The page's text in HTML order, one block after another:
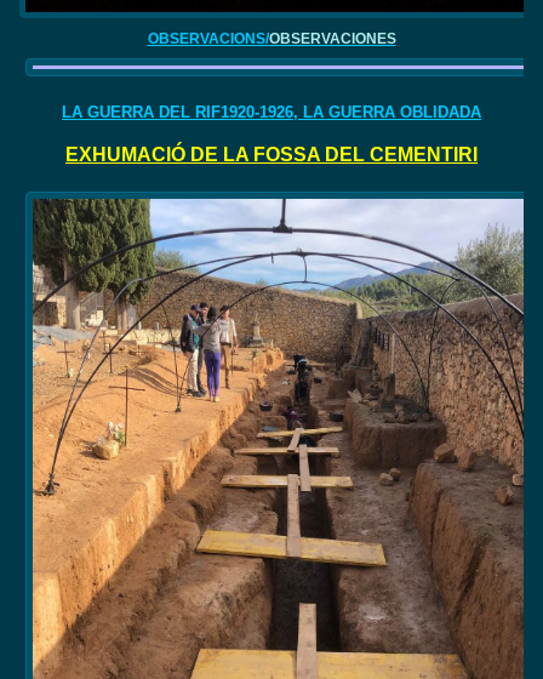
OBSERVACIONS/OBSERVACIONES
LA GUERRA DEL RIF1920-1926, LA GUERRA OBLIDADA
EXHUMACIÓ DE LA FOSSA DEL CEMENTIRI